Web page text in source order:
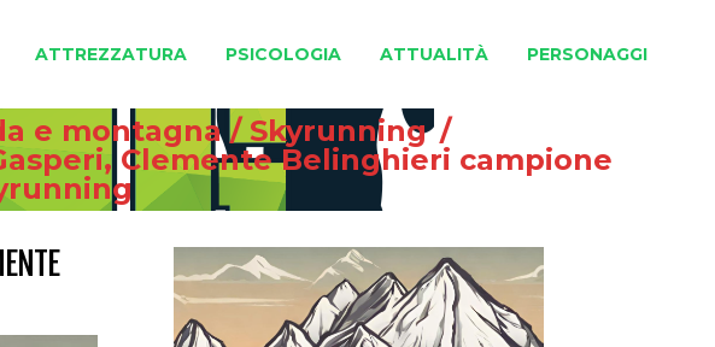
ATTREZZATURA PSICOLOGIA ATTUALITÀ PERSONAGGI
e montagna/ Skyrunning/
Clemente Belinghieri campione